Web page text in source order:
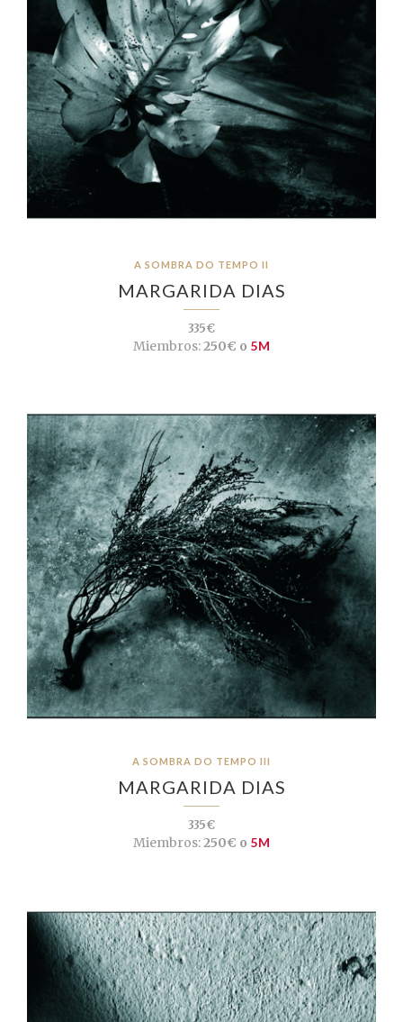
A SOMBRA DO TEMPO II
MARGARIDA DIAS
335€
Miembros:250€ o 5M
A SOMBRA DO TEMPO III
MARGARIDA DIAS
335€
Miembros:250€ o 5M